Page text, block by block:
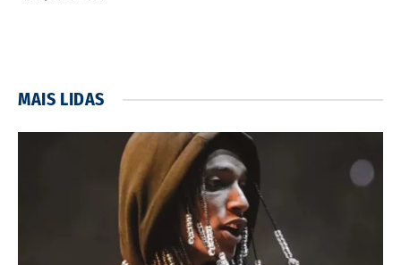
MAIS LIDAS